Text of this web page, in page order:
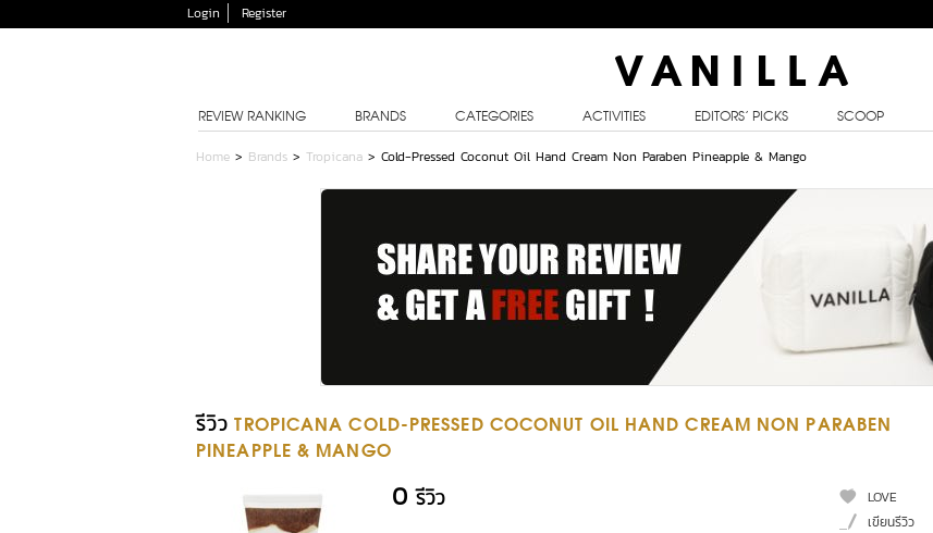
Login Register
REVIEW RANKING BRANDS CATEGORIES ACTIVITIES EDITORS’ PICKS SCOOP
Home > Brands > Tropicana > Cold-Pressed Coconut Oil Hand Cream Non Paraben Pineapple & Mango
รีวิว TROPICANA COLD-PRESSED COCONUT OIL HAND CREAM NON PARABEN
PINEAPPLE & MANGO
0 รีวิว
LOVE
เขียนรีวิว